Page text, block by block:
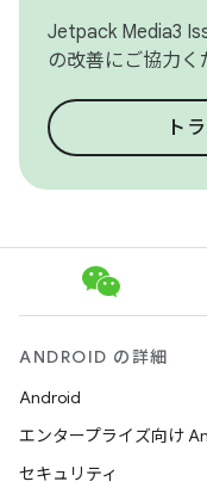
Jetpack Media3
の改善にご協力く
ト
ANDROID の詳細
Android
エンタープライズ向け
セキュリティ